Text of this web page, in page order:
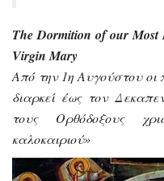
The Dormition of our Most
Virgin Mary
Από την 1η Αυγούστου οι
διαρκεί έως τον
τους Ορθόδοξους
καλοκαιριού»